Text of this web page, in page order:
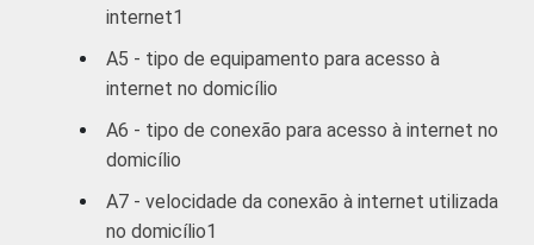
internet1
A5 - tipo de equipamento para acesso à
internet no domicílio
A6 - tipo de conexão para acesso à internet no
domicílio
A7 - velocidade da conexão à internet utilizada
no domicílio1